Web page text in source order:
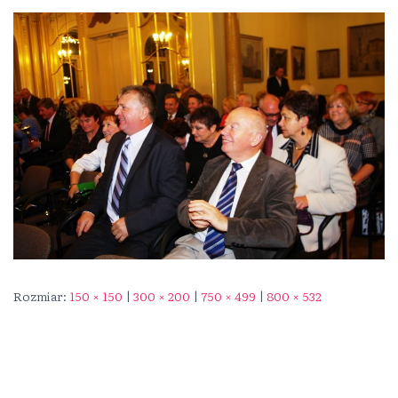
Rozmiar: 150 × 150 | 300 × 200 | 750 × 499 | 800 × 532